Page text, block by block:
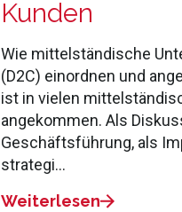
Kunden
Wie mittelständische
(D2C) einordnen und
ist in vielen
angekommen. Als
Geschäftsführung, als
strategi…
Weiterlesen